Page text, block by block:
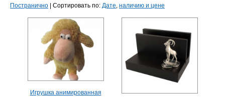
Постранично | Сортировать по: Дате, наличию и цене
Игрушка анимированная